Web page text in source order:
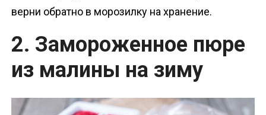
верни обратно в морозилку на хранение.
2. Замороженное пюре
из малины на зиму